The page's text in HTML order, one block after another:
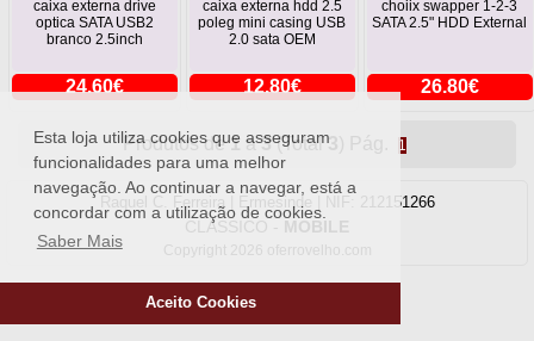
Esta loja utiliza cookies que asseguram
funcionalidades para uma melhor
navegação. Ao continuar a navegar, está a
concordar com a utilização de cookies.
Saber Mais
Aceito Cookies
caixa externa drive
optica SATA USB2
branco 2.5inch
24.60€
caixa externa hdd 2.5
poleg mini casing USB
2.0 sata OEM
12.80€
choiix swapper 1-2-3
SATA 2.5" HDD External
26.80€
Produtos de1 a3(Total3 1
Raquel C. Ferreira | Ermesinde | NIF: 212151266
CLASSICO - MOBILE
Copyright 2026 oferrovelho.com